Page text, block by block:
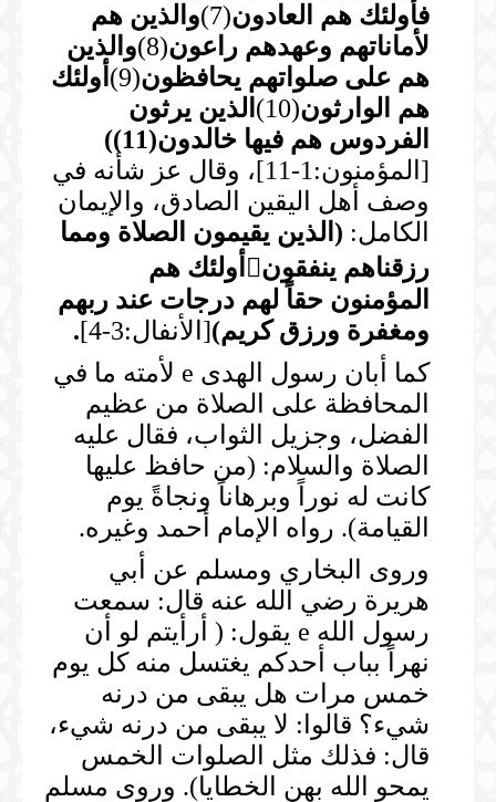
فأولئك هم
العادون(7)
والذين هم
لأماناتهم وعهدهم راعون(8)
والذين
هم على صلواتهم يحافظون(9)
أولئك
هم الوارثون(10)
الذين يرثون
الفردوس هم فيها خالدون(11)
)
[المؤمنون:1-11]، وقال عز شأنه في
وصف أهل اليقين الصادق، والإيمان
الكامل: ( الذين يقيمون الصلاة ومما
رزقناهم ينفقون أولئك هم
المؤمنون حقاً لهم درجات عند ربهم
ومغفرة ورزق كريم)[الأنفال:3-4]
.
كما أبان رسول الهدى e لأمته ما في
المحافظة على الصلاة من عظيم
الفضل، وجزيل الثواب، فقال عليه
الصلاة والسلام: (من حافظ عليها
كانت له نوراً وبرهاناً ونجاةً يوم
القيامة). رواه الإمام أحمد وغيره.
وروى البخاري ومسلم عن أبي
هريرة رضي الله عنه قال: سمعت
رسول الله e يقول: ( أرأيتم لو أن
نهراً بباب أحدكم يغتسل منه كل يوم
خمس مرات هل يبقى من درنه
شيء؟ قالوا: لا يبقى من درنه شيء،
قال: فذلك مثل الصلوات الخمس
يمحو الله بهن الخطايا). وروى مسلم